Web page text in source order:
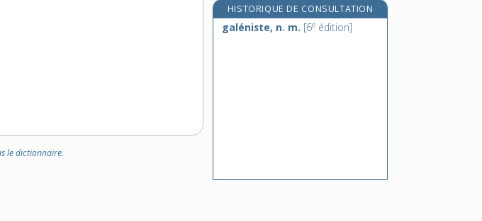
le dictionnaire.
HISTORIQUE DE CONSULTATION
galéniste, n. m. [6e édition]